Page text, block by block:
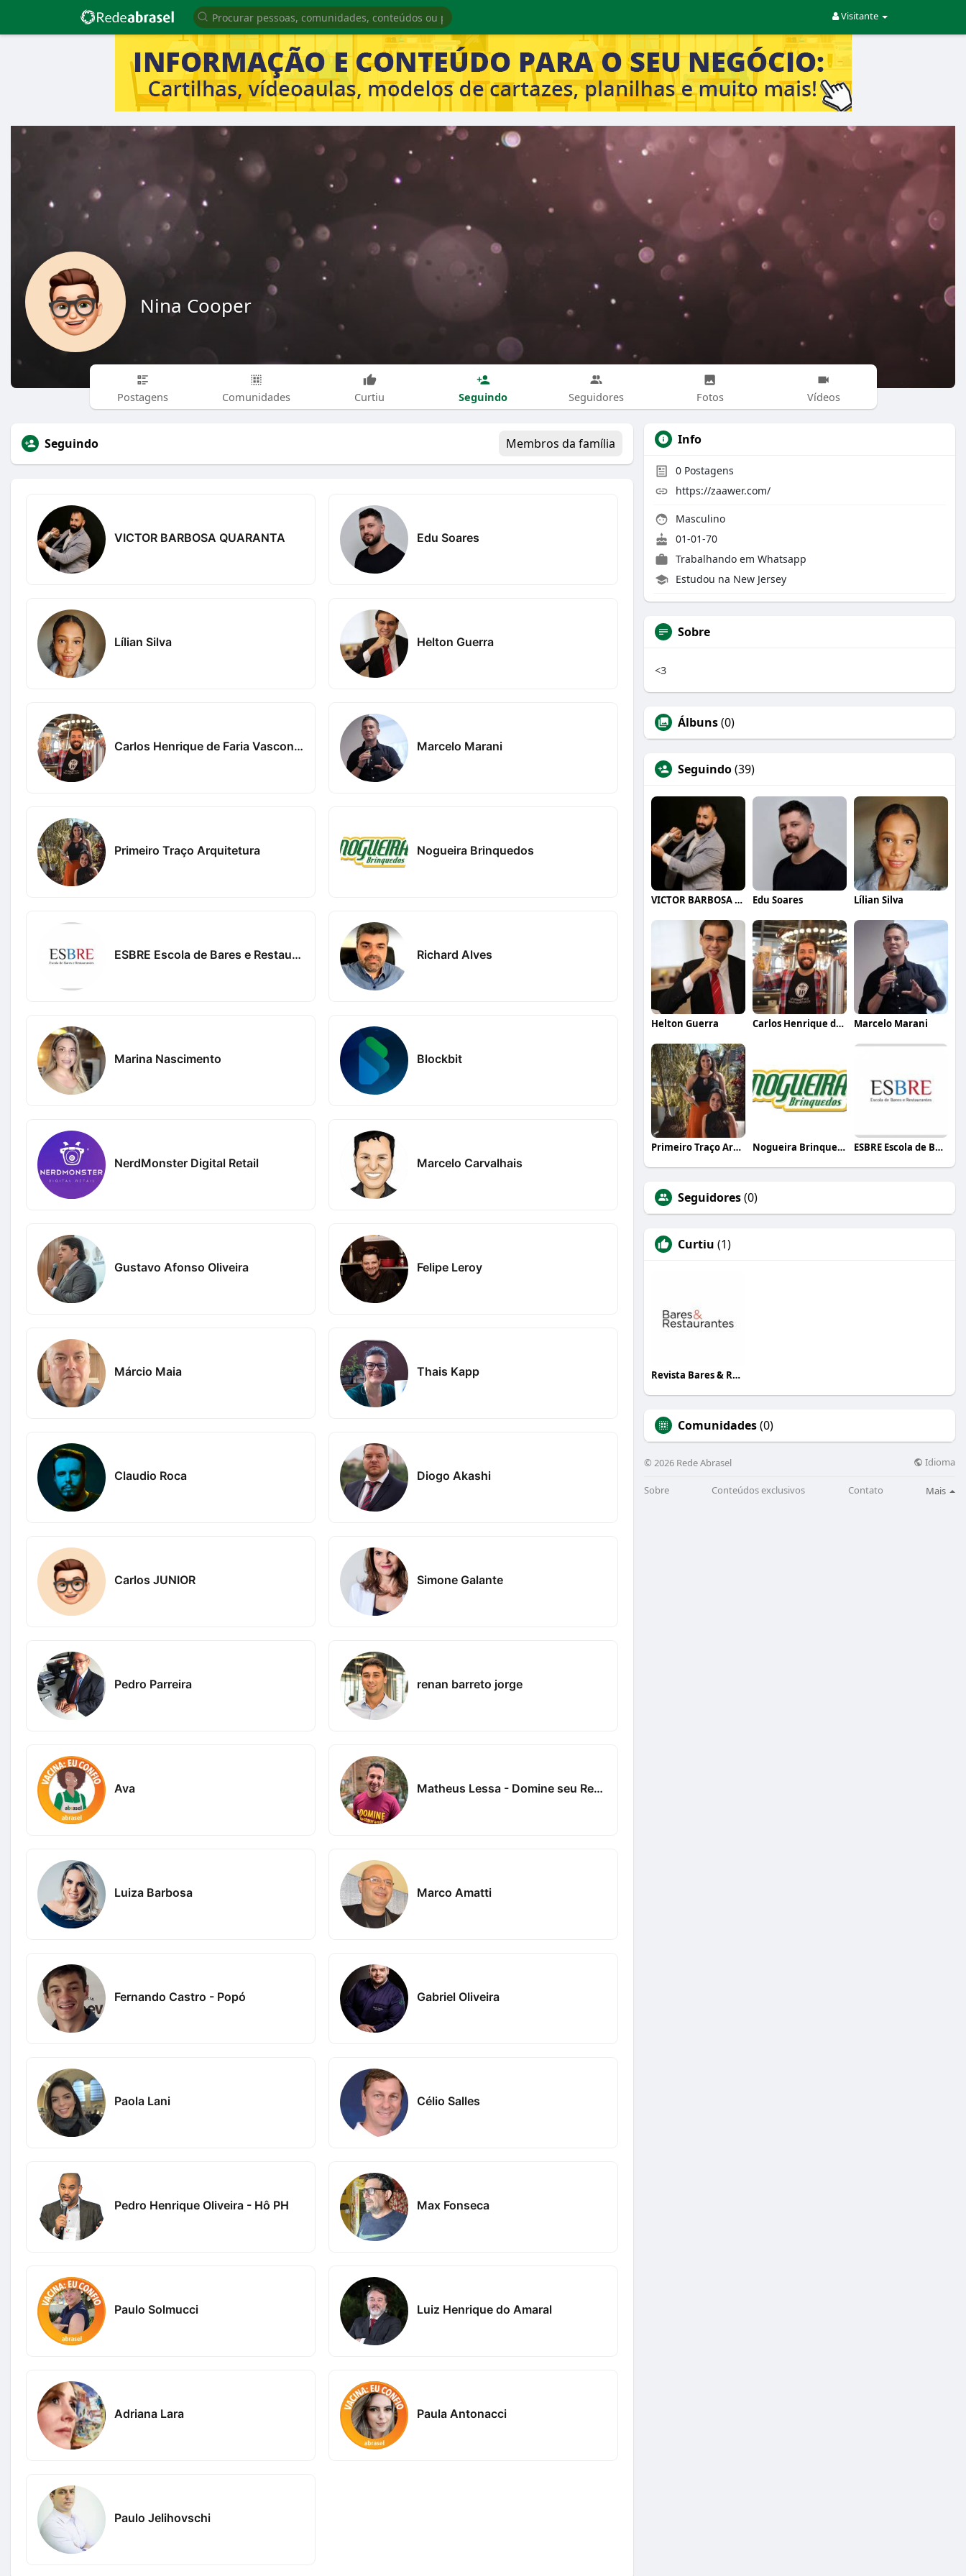
Visitante
Nina Cooper
Postagens Comunidades Curtiu Seguindo Seguidores Fotos Vídeos
Seguindo Membros da família
VICTOR BARBOSA QUARANTA Edu Soares
Lílian Silva Helton Guerra
Carlos Henrique de Faria Vasconcelos Marcelo Marani
Primeiro Traço Arquitetura Nogueira Brinquedos
ESBRE Escola de Bares e Restaurantes Richard Alves
Marina Nascimento Blockbit
NerdMonster Digital Retail Marcelo Carvalhais
Gustavo Afonso Oliveira Felipe Leroy
Márcio Maia Thais Kapp
Claudio Roca Diogo Akashi
Carlos JUNIOR Simone Galante
Pedro Parreira renan barreto jorge
Ava Matheus Lessa - Domine seu Restaurante
Luiza Barbosa Marco Amatti
Fernando Castro - Popó Gabriel Oliveira
Paola Lani Célio Salles
Pedro Henrique Oliveira - Hô PH Max Fonseca
Paulo Solmucci Luiz Henrique do Amaral
Adriana Lara Paula Antonacci
Paulo Jelihovschi
Info
0 Postagens
https://zaawer.com/
Masculino
01-01-70
Trabalhando em Whatsapp
Estudou na New Jersey
Sobre
<3
Álbuns(0)
Seguindo(39)
VICTOR BARBOSA QUARANTA Edu Soares Lílian Silva
Helton Guerra Carlos Henrique de Faria Vasconcelos Marcelo Marani
Primeiro Traço Arquitetura Nogueira Brinquedos ESBRE Escola de Bares e Restaurantes
Seguidores(0)
Curtiu (1)
Revista Bares & Restaurantes
Comunidades(0)
© 2026 Rede Abrasel Idioma
Sobre Conteúdos exclusivos Contato Mais